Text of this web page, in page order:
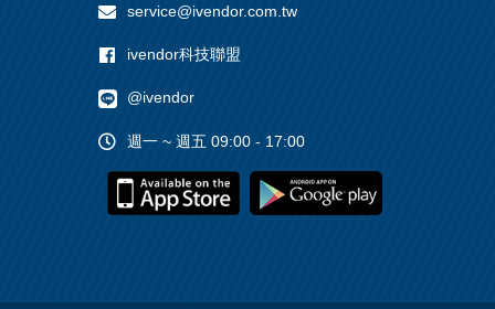
service@ivendor.com.tw
ivendor科技聯盟
@ivendor
週一 ~ 週五 09:00 - 17:00